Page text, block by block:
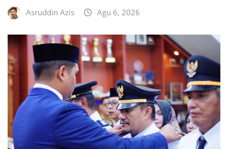
Asruddin Azis Agu 6, 2026